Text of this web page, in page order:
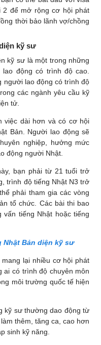
2 để mở rộng cơ hội phát
thời bảo lãnh vợ/chồng
kỹ sư
kỹ sư là một trong những
động có trình độ cao.
người lao động có trình độ
các ngành yêu cầu kỹ
tử.
việc dài hơn và có cơ hội
Bản. Người lao động sẽ
nghiệp, hưởng mức
động người Nhật​.
bạn phải từ 21 tuổi trở
trình độ tiếng Nhật N3 trở
phải tham gia các vòng
tổ chức. Các bài thi bao
tiếng Nhật hoặc tiếng
Nhật Bản diện kỹ sư
lại nhiều cơ hội phát
có trình độ chuyên môn
môi trường quốc tế hiện
kỹ sư thường dao động từ
thêm, tăng ca, cao hơn
sinh kỹ năng​.